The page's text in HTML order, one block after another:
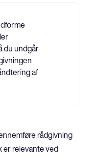
du undgår
af
rådgivning
er relevante ved